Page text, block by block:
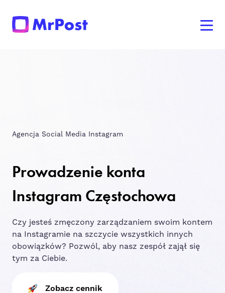
Agencja Social Media Instagram
Prowadzenie konta
Instagram Częstochowa
Czy jesteś zmęczony zarządzaniem swoim kontem
na Instagramie na szczycie wszystkich innych
obowiązków? Pozwól, aby nasz zespół zajął się
tym za Ciebie.
Zobacz cennik